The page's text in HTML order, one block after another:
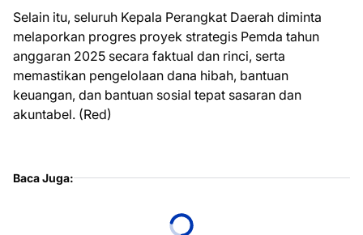
Selain itu, seluruh Kepala Perangkat Daerah diminta
melaporkan progres proyek strategis Pemda tahun
anggaran 2025 secara faktual dan rinci, serta
memastikan pengelolaan dana hibah, bantuan
keuangan, dan bantuan sosial tepat sasaran dan
akuntabel. (Red)
Baca Juga: